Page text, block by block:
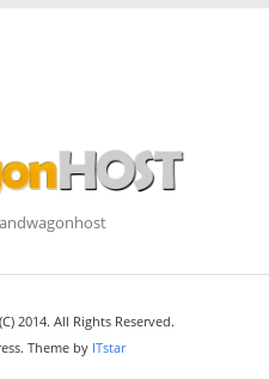
2014. All Rights Reserved.
Theme by ITstar